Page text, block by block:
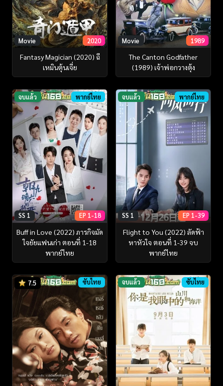
Movie 2020
Fantasy Magician (2020) ฉี
เหมินตุ้นเจี่ย
Movie 1989
The Canton Godfather
(1989) เจ้าพ่อกวางตุ้ง
จบแล้ว พากย์ไทย
SS 1 EP 1-18
Buff in Love (2022) ภารกิจมัด
ใจยัยแฟนเก่า ตอนที่ 1-18
พากย์ไทย
จบแล้ว พากย์ไทย
SS 1 EP 1-39
Flight to You (2022) ลัดฟ้า
หาหัวใจ ตอนที่ 1-39 จบ
พากย์ไทย
7.5 ซับไทย จบแล้ว ซับไทย